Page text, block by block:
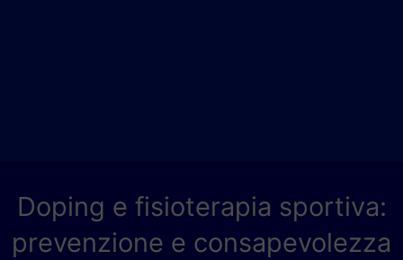
Doping e fisioterapia sportiva:
prevenzione e consapevolezza